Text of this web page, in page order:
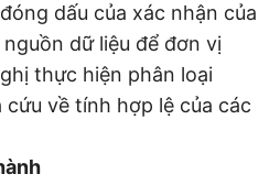
dấu của xác nhận của
dữ liệu để đơn vị
thực hiện phân loại
về tính hợp lệ của các